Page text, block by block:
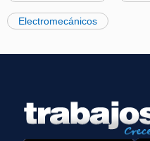
Electromecánicos